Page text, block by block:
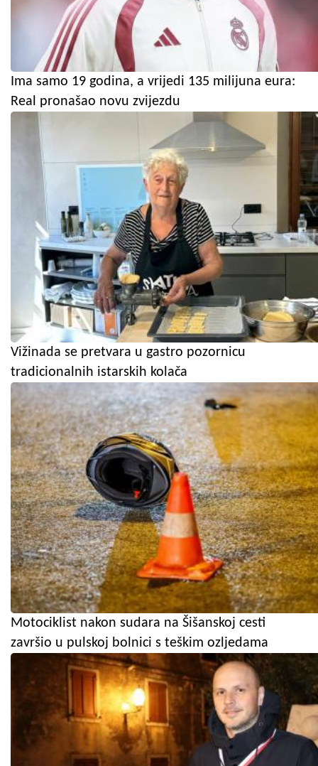
Ima samo 19 godina, a vrijedi 135 milijuna eura:
Real pronašao novu zvijezdu
Vižinada se pretvara u gastro pozornicu
tradicionalnih istarskih kolača
Motociklist nakon sudara na Šišanskoj cesti
završio u pulskoj bolnici s teškim ozljedama